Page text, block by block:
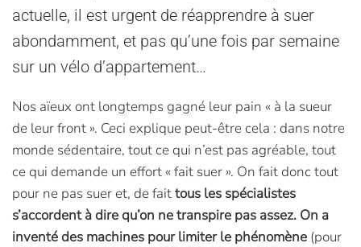
actuelle, il est urgent de réapprendre à suer
abondamment, et pas qu’une fois par semaine
sur un vélo d’appartement…
Nos aïeux ont longtemps gagné leur pain « à la sueur
de leur front ». Ceci explique peut-être cela : dans notre
monde sédentaire, tout ce qui n’est pas agréable, tout
ce qui demande un effort « fait suer ». On fait donc tout
pour ne pas suer et, de faittous les spécialistes
s’accordent à dire qu’on ne transpire pas assez. On a
inventé des machines pour limiter le phénomène (pour